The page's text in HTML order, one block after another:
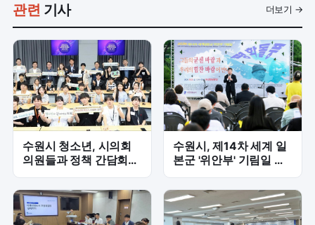
관련 기사 더보기 →
수원시 청소년, 시의회
의원들과 정책 간담회
'청소년 참여 확대'
수원시, 제14차 세계 일
본군 '위안부' 기림일 행
사 개최...평화 염원 울려
퍼져